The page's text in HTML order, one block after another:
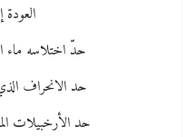
العودة
حدّ اختلاسه ماء
حد الانحراف
حد الأرخبيلات